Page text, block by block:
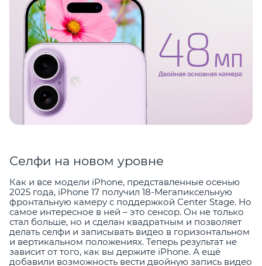
Селфи на новом уровне
Как и все модели iPhone, представленные осенью
2025 года, iPhone 17 получил 18-Мегапиксельную
фронтальную камеру с поддержкой Center Stage. Но
самое интересное в ней – это сенсор. Он не только
стал больше, но и сделан квадратным и позволяет
делать селфи и записывать видео в горизонтальном
и вертикальном положениях. Теперь результат не
зависит от того, как вы держите iPhone. А ещё
добавили возможность вести двойную запись видео